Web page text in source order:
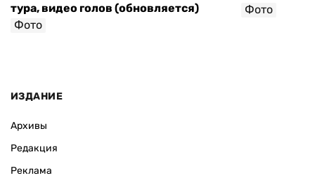
тура, видео голов (обновляется)
Фото
Фото
ИЗДАНИЕ
Архивы
Редакция
Реклама